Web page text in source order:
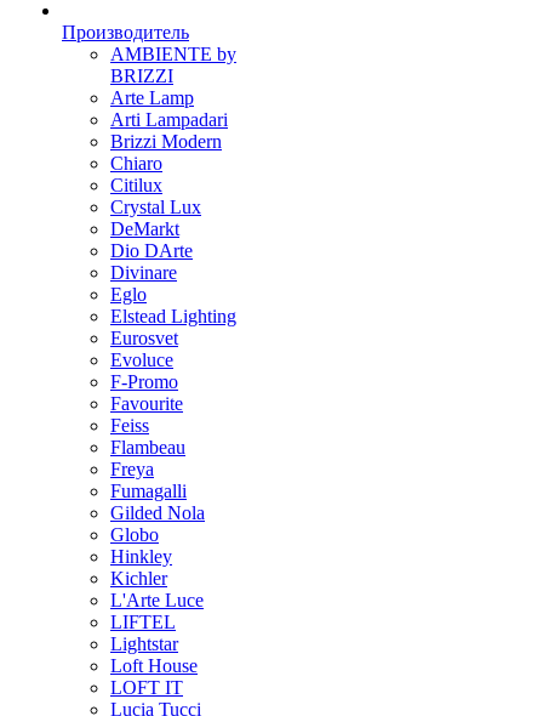
Производитель
AMBIENTE by
BRIZZI
Arte Lamp
Arti Lampadari
Brizzi Modern
Chiaro
Citilux
Crystal Lux
DeMarkt
Dio DArte
Divinare
Eglo
Elstead Lighting
Eurosvet
Evoluce
F-Promo
Favourite
Feiss
Flambeau
Freya
Fumagalli
Gilded Nola
Globo
Hinkley
Kichler
L'Arte Luce
LIFTEL
Lightstar
Loft House
LOFT IT
Lucia Tucci